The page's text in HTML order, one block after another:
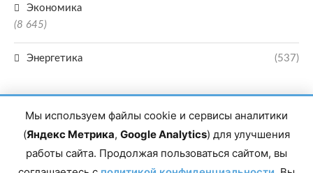
Экономика
(8 645)
Энергетика (537)
Главный редактор сетевого издания Магомаев Тимур Нухович. Контакты
редакции: 8(988)-292-94-34 Почта: vestiskfo@gmail.com По вопросам
Мы используем файлы cookie и сервисы аналитики
(Яндекс Метрика, Google Analytics) для улучшения
работы сайта. Продолжая пользоваться сайтом, вы